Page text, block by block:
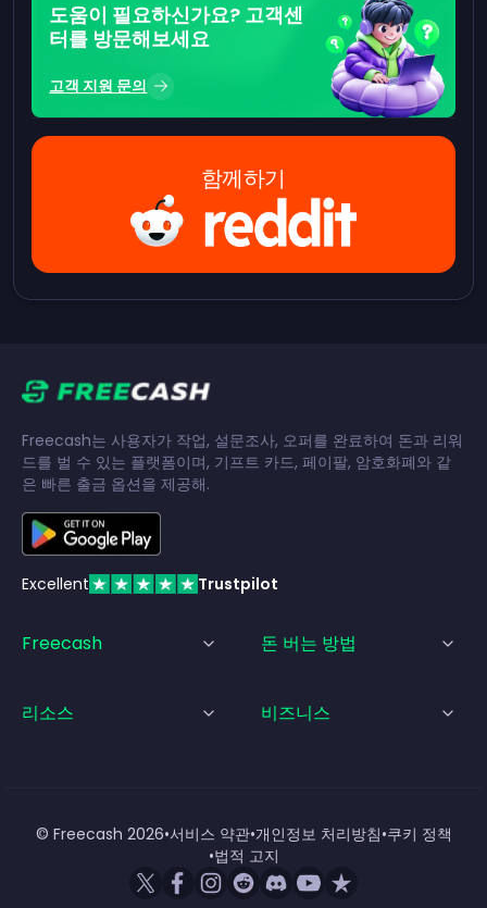
도움이 필요하신가요? 고객센
터를 방문해보세요
고객 지원 문의
함께하기
Freecash는 사용자가 작업, 설문조사, 오퍼를 완료하여 돈과 리워
드를 벌 수 있는 플랫폼이며, 기프트 카드, 페이팔, 암호화폐와 같
은 빠른 출금 옵션을 제공해.
Excellent Trustpilot
Freecash 돈 버는 방법
리소스 비즈니스
© Freecash 2026•서비스 약관•개인정보 처리방침•쿠키 정책
•법적 고지